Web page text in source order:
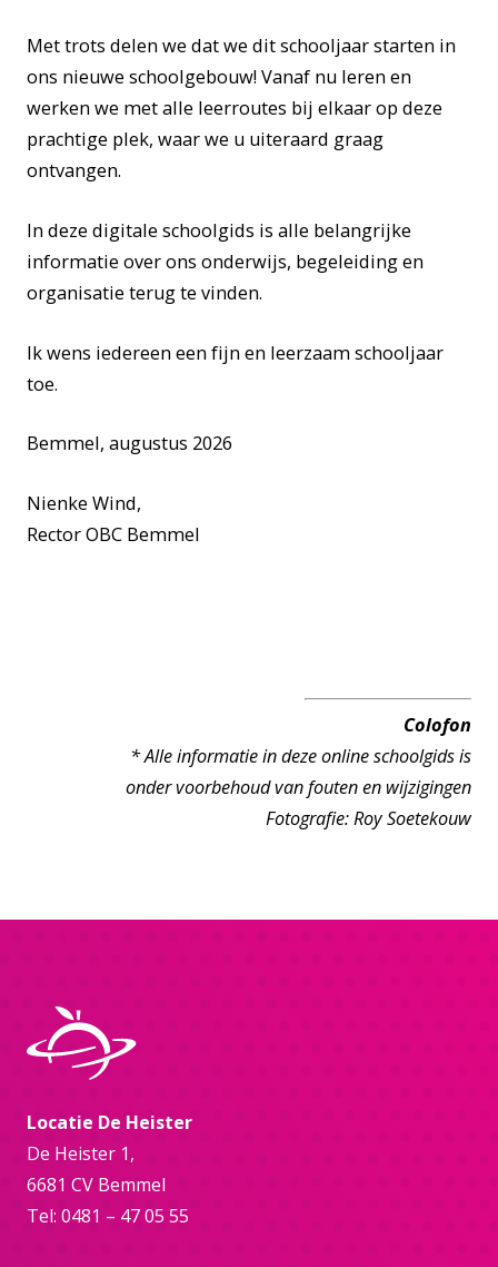
Met trots delen we dat we dit schooljaar starten in
ons nieuwe schoolgebouw! Vanaf nu leren en
werken we met alle leerroutes bij elkaar op deze
prachtige plek, waar we u uiteraard graag
ontvangen.
In deze digitale schoolgids is alle belangrijke
informatie over ons onderwijs, begeleiding en
organisatie terug te vinden.
Ik wens iedereen een fijn en leerzaam schooljaar
toe.
Bemmel, augustus 2026
Nienke Wind,
Rector OBC Bemmel
Colofon
* Alle informatie in deze online schoolgidsis
ondervoorbehoud van fouten en wijzigingen
Fotografie: Roy Soetekouw
Locatie De Heister
De Heister 1,
6681 CV Bemmel
Tel: 0481 – 47 05 55